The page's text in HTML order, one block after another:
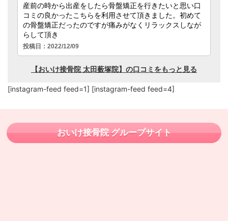
[instagram-feed feed=1] [instagram-feed feed=4]
おいけ接骨院 グループサイト